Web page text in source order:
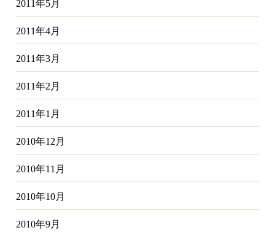
2011年5月
2011年4月
2011年3月
2011年2月
2011年1月
2010年12月
2010年11月
2010年10月
2010年9月